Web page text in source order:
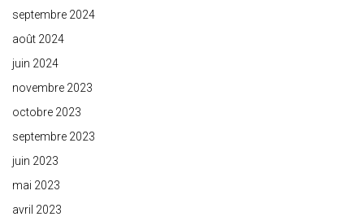
septembre 2024
août 2024
juin 2024
novembre 2023
octobre 2023
septembre 2023
juin 2023
mai 2023
avril 2023